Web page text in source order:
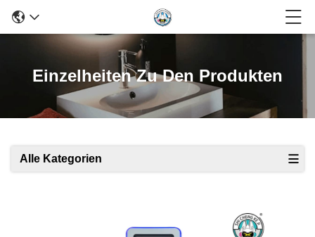
Einzelheiten Zu Den Produkten
Alle Kategorien